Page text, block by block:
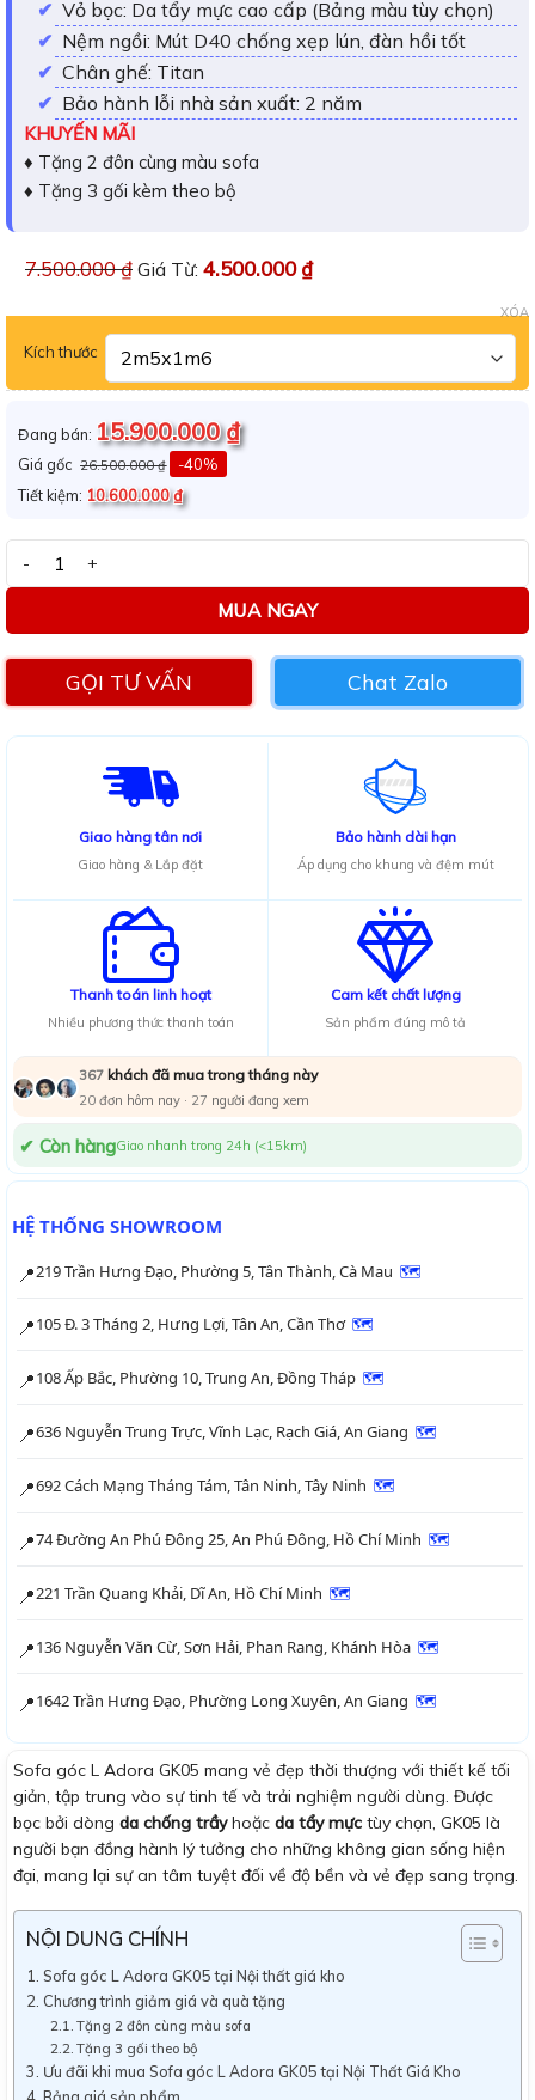
Vỏ bọc: Da tẩy mực cao cấp (Bảng màu tùy chọn)
Nệm ngồi: Mút D40 chống xẹp lún, đàn hồi tốt
Chân ghế: Titan
Bảo hành lỗi nhà sản xuất: 2 năm
KHUYẾN MÃI
♦ Tặng 2 đôn cùng màu sofa
♦ Tặng 3 gối kèm theo bộ
7.500.000₫ Giá Từ: 4.500.000₫
Kích thước
XÓA
Đang bán: 15.900.000₫
Giá gốc 26.500.000₫
-40%
Tiết kiệm: 10.600.000₫
Sofa góc L Adora GK05 số lượng
MUA NGAY
GỌI TƯ VẤN Chat Zalo
Giao hàng tân nơi
Giao hàng & Lắp đặt
Bảo hành dài hạn
Áp dụng cho khung và đệm mút
Thanh toán linh hoạt
Nhiều phương thức thanh toán
Cam kết chất lượng
Sản phẩm đúng mô tả
367 khách đã mua trong tháng này
20 đơn hôm nay · 29 người đang xem
✔ Còn hàngGiao nhanh trong 24h (<15km)
HỆ THỐNG SHOWROOM
📍219 Trần Hưng Đạo, Phường 5, Tân Thành, Cà Mau 🗺
📍105 Đ. 3 Tháng 2, Hưng Lợi, Tân An, Cần Thơ 🗺
📍108 Ấp Bắc, Phường 10, Trung An, Đồng Tháp 🗺
📍636 Nguyễn Trung Trực, Vĩnh Lạc, Rạch Giá, An Giang 🗺
📍692 Cách Mạng Tháng Tám, Tân Ninh, Tây Ninh 🗺
📍74 Đường An Phú Đông 25, An Phú Đông, Hồ Chí Minh 🗺
📍221 Trần Quang Khải, Dĩ An, Hồ Chí Minh 🗺
📍136 Nguyễn Văn Cừ, Sơn Hải, Phan Rang, Khánh Hòa 🗺
📍1642 Trần Hưng Đạo, Phường Long Xuyên, An Giang 🗺
Sofa góc L Adora GK05 mang vẻ đẹp thời thượng với thiết kế tối
giản, tập trung vào sự tinh tế và trải nghiệm người dùng. Được
bọc bởi dòng da chống trầyhoặc da tẩy mực tùy chọn, GK05 là
người bạn đồng hành lý tưởng cho những không gian sống hiện
đại, mang lại sự an tâm tuyệt đối về độ bền và vẻ đẹp sang trọng.
NỘI DUNG CHÍNH
Sofa góc L Adora GK05 tại Nội thất giá kho
Chương trình giảm giá và quà tặng
Tặng 2 đôn cùng màu sofa
Tặng 3 gối theo bộ
Ưu đãi khi mua Sofa góc L Adora GK05 tại Nội Thất Giá Kho
Bảng giá sản phẩm